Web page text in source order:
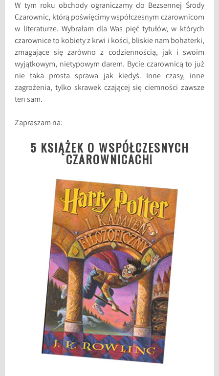
W tym roku obchody ograniczamy do Bezsennej Środy
Czarownic, którą poświęcimy współczesnym czarownicom
w literaturze. Wybrałam dla Was pięć tytułów, w których
czarownice to kobiety z krwi i kości, bliskie nam bohaterki,
zmagające się zarówno z codziennością, jak i swoim
wyjątkowym, nietypowym darem. Bycie czarownicą to już
nie taka prosta sprawa jak kiedyś. Inne czasy, inne
zagrożenia, tylko skrawek czającej się ciemności zawsze
ten sam.
Zapraszam na:
5 KSIĄŻEK O WSPÓŁCZESNYCH
CZAROWNICACH!